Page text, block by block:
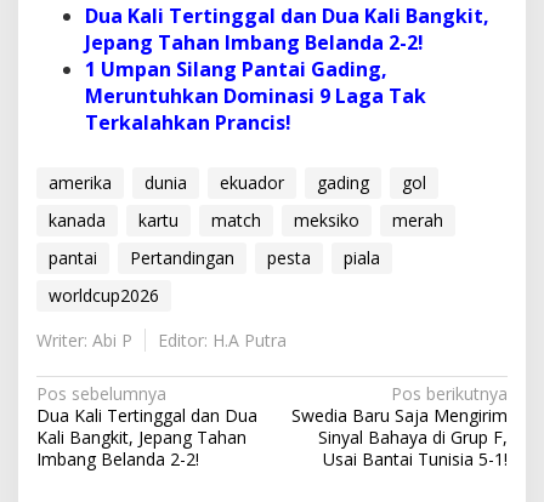
Dua Kali Tertinggal dan Dua Kali Bangkit,
Jepang Tahan Imbang Belanda 2-2!
1 Umpan Silang Pantai Gading,
Meruntuhkan Dominasi 9 Laga Tak
Terkalahkan Prancis!
amerika dunia ekuador gading
gol
kanada
kartu match meksiko
merah
pantai
Pertandingan pesta
piala
worldcup2026
Writer: Abi P
Editor: H.A Putra
N
a
v
Pos sebelumnya
Dua Kali Tertinggal dan Dua
Kali Bangkit, Jepang Tahan
Imbang Belanda 2-2!
Pos berikutnya
Swedia Baru Saja Mengirim
Sinyal Bahaya di Grup F,
Usai Bantai Tunisia 5-1!